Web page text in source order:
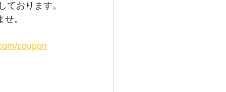
ております。
。
coupon